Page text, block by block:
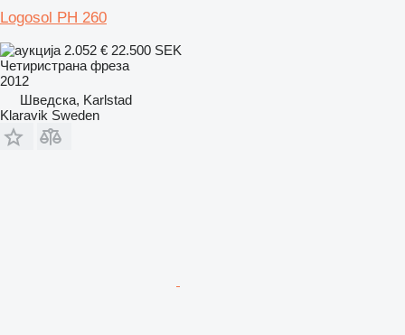
Logosol PH 260
2.052 € 22.500 SEK
Четиристрана фреза
2012
Шведска, Karlstad
Klaravik Sweden